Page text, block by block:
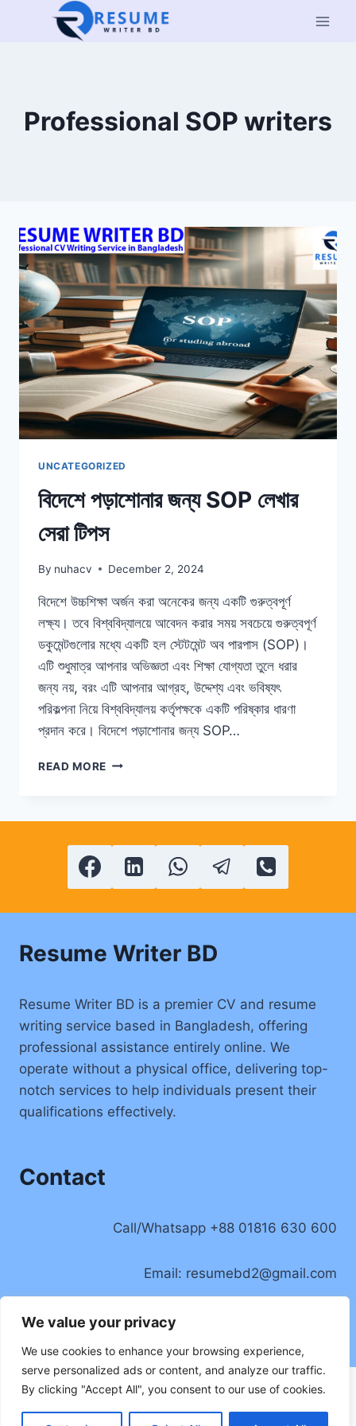
We value your privacy
We use cookies to enhance your browsing experience,
serve personalized ads or content, and analyze our traffic.
By clicking "Accept All", you consent to our use of cookies.
Professional SOP writers
UNCATEGORIZED
বিদেশে পড়াশোনার জন্য SOP লেখার
সেরা টিপস
By nuhacv December 2, 2024
বিদেশে উচ্চশিক্ষা অর্জন করা অনেকের জন্য একটি গুরুত্বপূর্ণ
লক্ষ্য। তবে বিশ্ববিদ্যালয়ে আবেদন করার সময় সবচেয়ে গুরুত্বপূর্ণ
ডকুমেন্টগুলোর মধ্যে একটি হল স্টেটমেন্ট অব পারপাস (SOP)।
এটি শুধুমাত্র আপনার অভিজ্ঞতা এবং শিক্ষা যোগ্যতা তুলে ধরার
জন্য নয়, বরং এটি আপনার আগ্রহ, উদ্দেশ্য এবং ভবিষ্যৎ
পরিকল্পনা নিয়ে বিশ্ববিদ্যালয় কর্তৃপক্ষকে একটি পরিষ্কার ধারণা
প্রদান করে। বিদেশে পড়াশোনার জন্য SOP…
READ MORE বিদেশে
সেরা
টিপস
Resume Writer BD
Resume Writer BD is a premier CV and resume
writing service based in Bangladesh, offering
professional assistance entirely online. We
operate without a physical office, delivering top-
notch services to help individuals present their
qualifications effectively.
Contact
Call/Whatsapp +88 01816 630 600
Email: resumebd2@gmail.com
Location: Badda, Dhaka, Bangladesh
Privacy Policy© 2026 Resume Writer BD